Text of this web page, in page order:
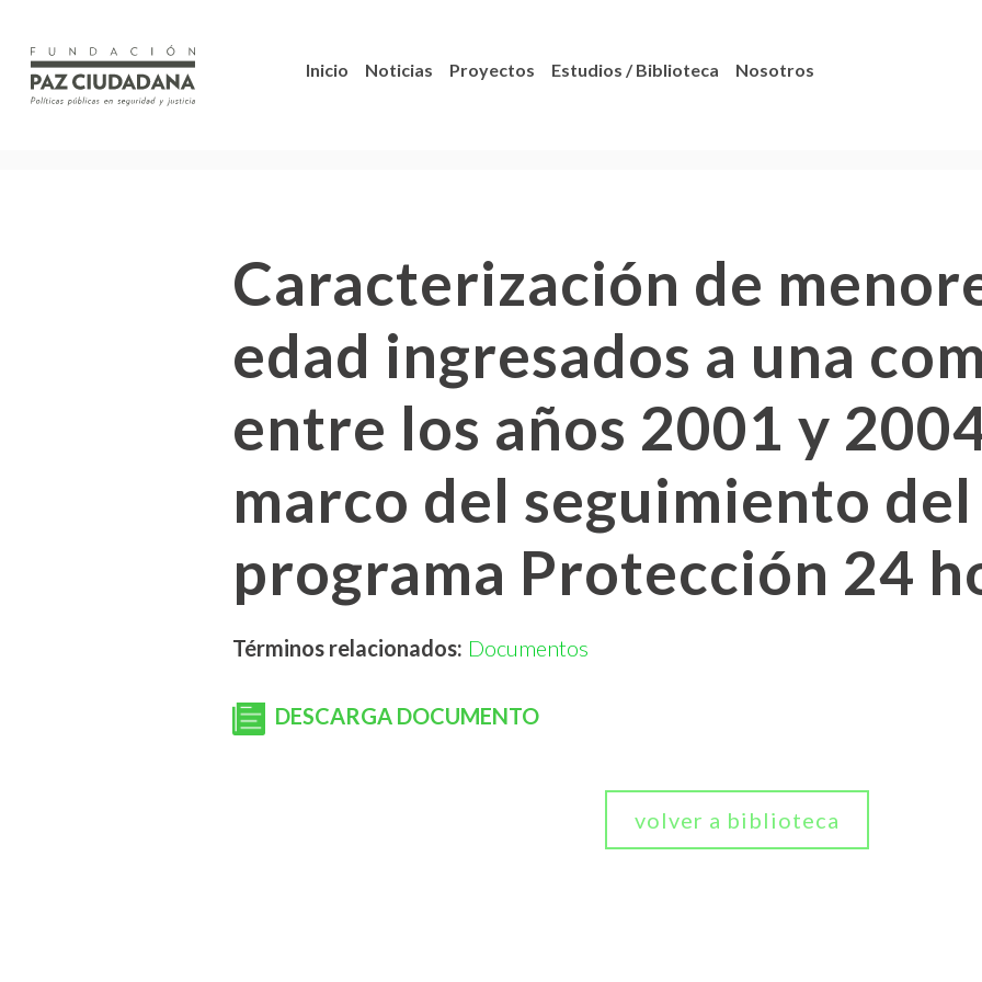
Inicio Noticias Proyectos Estudios / Biblioteca Nosotros
Caracterización de
edad ingresados a una
entre los años 2001 y
marco del seguimiento del
programa Protección 24
Términos relacionados: Documentos
DESCARGA DOCUMENTO
volver a biblioteca